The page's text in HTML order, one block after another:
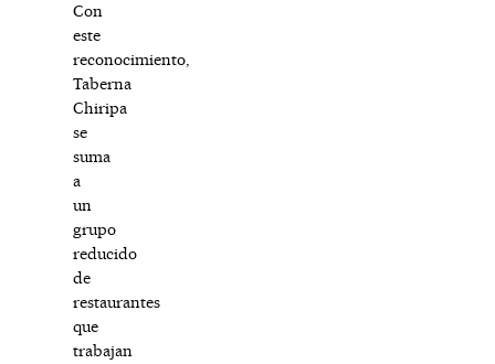
Con
este
reconocimiento,
Taberna
Chiripa
se
suma
a
un
grupo
reducido
de
restaurantes
que
trabajan